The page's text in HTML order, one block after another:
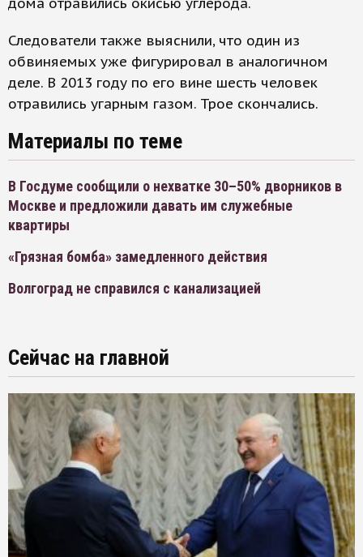
дома отравились окисью углерода.
Следователи также выяснили, что один из
обвиняемых уже фигурировал в аналогичном
деле. В 2013 году по его вине шесть человек
отравились угарным газом. Трое скончались.
Материалы по теме
В Госдуме сообщили о нехватке 30–50% дворников в
Москве и предложили давать им служебные
квартиры
«Грязная бомба» замедленного действия
Волгоград не справился с канализацией
Сейчас на главной